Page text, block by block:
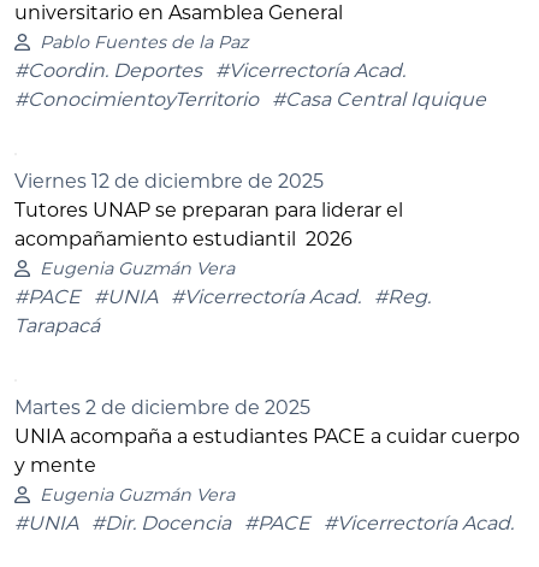
universitario en Asamblea General
Pablo Fuentes de la Paz
#Coordin. Deportes
#Vicerrectoría Acad.
#ConocimientoyTerritorio
#Casa Central Iquique
Viernes 12 de diciembre de 2025
Tutores UNAP se preparan para liderar el
acompañamiento estudiantil 2026
Eugenia Guzmán Vera
#PACE #UNIA #Vicerrectoría Acad.
#Reg.
Tarapacá
Martes 2 de diciembre de 2025
UNIA acompaña a estudiantes PACE a cuidar cuerpo
y mente
Eugenia Guzmán Vera
#UNIA #Dir. Docencia #PACE #Vicerrectoría Acad.